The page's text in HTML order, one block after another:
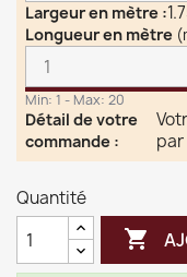
Largeur en mètre :
Longueur en mètre
Min: 1 - Max: 20
Détail de votre
commande :
par
Quantité
